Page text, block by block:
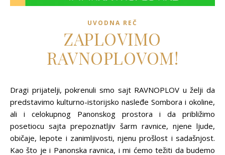
UVODNA REČ
ZAPLOVIMO
RAVNOPLOVOM!
Dragi prijatelji, pokrenuli smo sajt RAVNOPLOV u želji da
predstavimo kulturno-istorijsko nasleđe Sombora i okoline,
ali i celokupnog Panonskog prostora i da približimo
posetiocu sajta prepoznatljiv šarm ravnice, njene ljude,
običaje, lepote i zanimljivosti, njenu prošlost i sadašnjost.
Kao što je i Panonska ravnica, i mi ćemo težiti da budemo